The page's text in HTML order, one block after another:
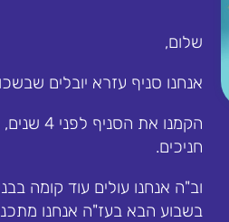
שלום,
אנחנו סניף עזרא יובלים
חניכים.
וב"ה אנחנו עולים עוד קומה
בשבוע הבא בעז"ה אנחנו